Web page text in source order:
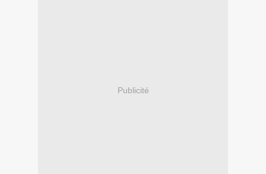
Publicité